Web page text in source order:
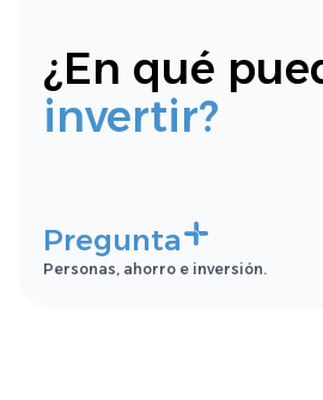
¿En qué
invertir?
Pregunta
Personas, ahorro e inversión.